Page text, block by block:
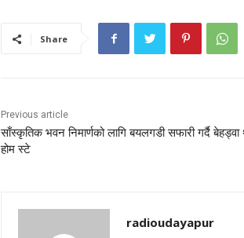
Share
Previous article
साँस्कृतिक भवन निमार्णको लागि बयलगडी सफारी गर्दै बेहड्वा
होम स्टे
radioudayapur